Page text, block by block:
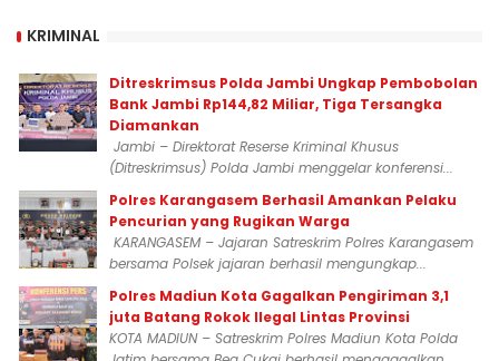
KRIMINAL
Ditreskrimsus Polda Jambi Ungkap Pembobolan
Bank Jambi Rp144,82 Miliar, Tiga Tersangka
Diamankan
Jambi – Direktorat Reserse Kriminal Khusus
(Ditreskrimsus) Polda Jambi menggelar konferensi...
Polres Karangasem Berhasil Amankan Pelaku
Pencurian yang Rugikan Warga
KARANGASEM – Jajaran Satreskrim Polres Karangasem
bersama Polsek jajaran berhasil mengungkap...
Polres Madiun Kota Gagalkan Pengiriman 3,1
juta Batang Rokok Ilegal Lintas Provinsi
KOTA MADIUN – Satreskrim Polres Madiun Kota Polda